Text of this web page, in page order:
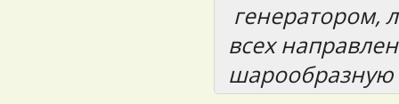
генератором,
всех